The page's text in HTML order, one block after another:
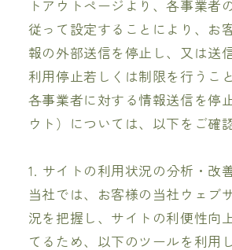
トアウトページより、各事業者
従って設定することにより、お
報の外部送信を停止し、又は送
利用停止若しくは制限を行うこ
各事業者に対する情報送信を停
ウト）については、以下をご確
1. サイトの利用状況の分析・改
当社では、お客様の当社ウェブ
況を把握し、サイトの利便性向
てるため、以下のツールを利用